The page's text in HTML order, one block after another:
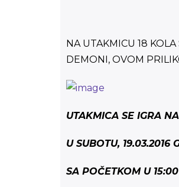
NA UTAKMICU 18
DEMONI, OVOM
UTAKMICA SE IGRA
U SUBOTU, 19.03.2016
SA POČETKOM U 15:00